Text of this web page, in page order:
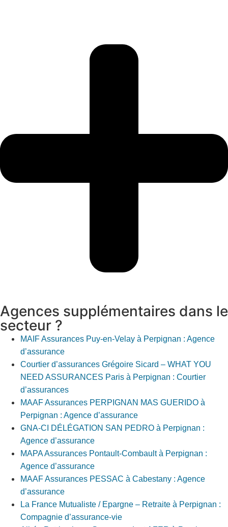
Agences supplémentaires dans le
secteur ?
MAIF Assurances Puy-en-Velay à Perpignan : Agence
d’assurance
Courtier d’assurances Grégoire Sicard – WHAT YOU
NEED ASSURANCES Paris à Perpignan : Courtier
d’assurances
MAAF Assurances PERPIGNAN MAS GUERIDO à
Perpignan : Agence d’assurance
GNA-CI DÉLÉGATION SAN PEDRO à Perpignan :
Agence d’assurance
MAPA Assurances Pontault-Combault à Perpignan :
Agence d’assurance
MAAF Assurances PESSAC à Cabestany : Agence
d’assurance
La France Mutualiste / Epargne – Retraite à Perpignan :
Compagnie d’assurance-vie